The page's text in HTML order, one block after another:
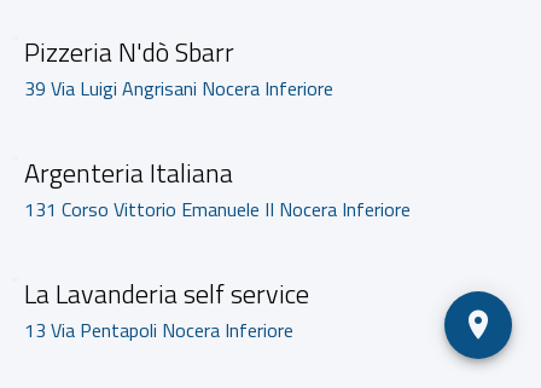
Pizzeria N'dò Sbarr
39 Via Luigi Angrisani Nocera Inferiore
Argenteria Italiana
131 Corso Vittorio Emanuele II Nocera Inferiore
La Lavanderia self service
13 Via Pentapoli Nocera Inferiore